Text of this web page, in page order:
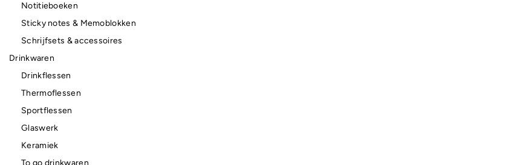
Notitieboeken
Sticky notes & Memoblokken
Schrijfsets & accessoires
Drinkwaren
Drinkflessen
Thermoflessen
Sportflessen
Glaswerk
Keramiek
To go drinkwaren